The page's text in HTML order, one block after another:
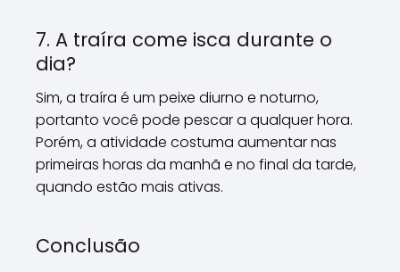
7. A traíra come isca durante o
dia?
Sim, a traíra é um peixe diurno e noturno,
portanto você pode pescar a qualquer hora.
Porém, a atividade costuma aumentar nas
primeiras horas da manhã e no final da tarde,
quando estão mais ativas.
Conclusão